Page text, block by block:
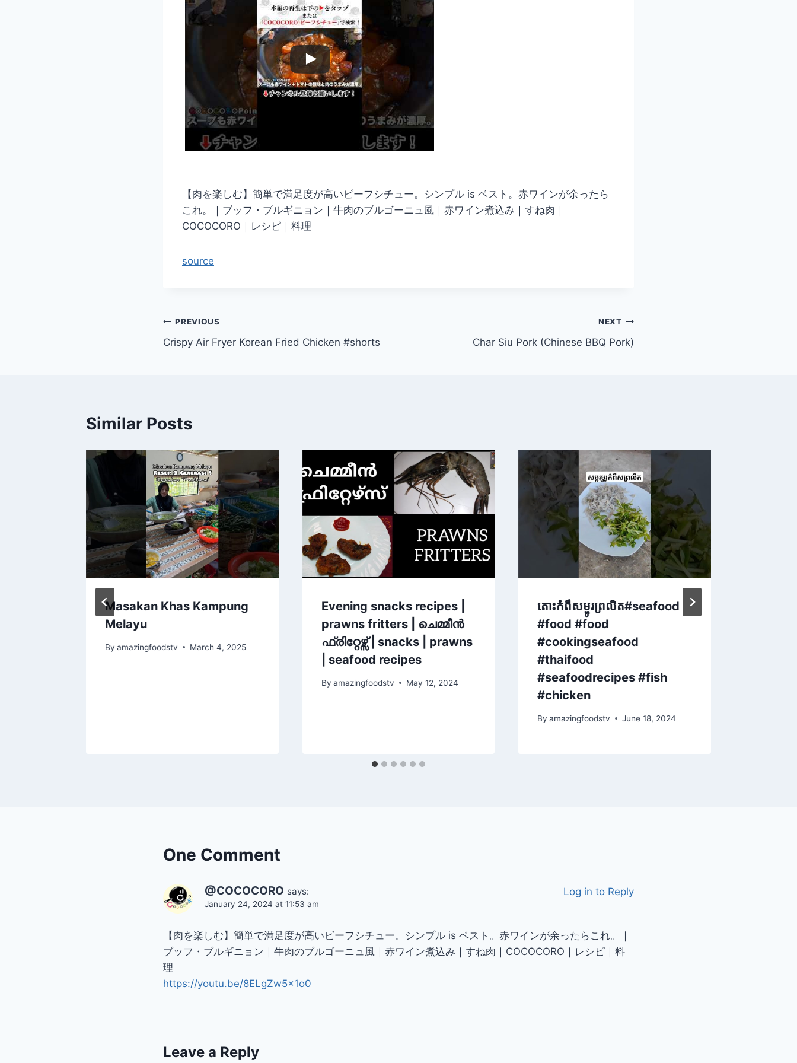
【肉を楽しむ】簡単で満足度が高いビーフシチュー。シンプル is ベスト。赤ワインが余ったら
これ。｜ブッフ・ブルギニョン｜牛肉のブルゴーニュ風｜赤ワイン煮込み｜すね肉｜
COCOCORO｜レシピ｜料理
source
Post
navigation
PREVIOUS
Crispy Air Fryer Korean Fried Chicken #shorts
NEXT
Char Siu Pork (Chinese BBQ Pork)
Similar Posts
Masakan Khas Kampung
Melayu
By amazingfoodstv March 4, 2025
Evening snacks recipes |
prawns fritters | ചെമ്മീൻ
ഫ്രിറ്റേഴ്സ് | snacks | prawns
| seafood recipes
By amazingfoodstv May 12, 2024
តោះកំពឹសម្ហូរព្រលិត#seafood
#food #food
#cookingseafood
#thaifood
#seafoodrecipes #fish
#chicken
By amazingfoodstv June 18, 2024
One Comment
@COCOCORO says:
January 24, 2024 at 11:53 am
【肉を楽しむ】簡単で満足度が高いビーフシチュー。シンプル is ベスト。赤ワインが余ったらこれ。｜
ブッフ・ブルギニョン｜牛肉のブルゴーニュ風｜赤ワイン煮込み｜すね肉｜COCOCORO｜レシピ｜料
理
https://youtu.be/8ELgZw5x1o0
Log in to Reply
Leave a Reply